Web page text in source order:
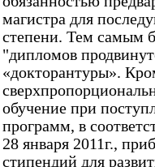
магистра для
степени. Тем самым
"дипломов
«докторантуры».
обучение при
программ, в
28 января 2011г.,
стипендий для